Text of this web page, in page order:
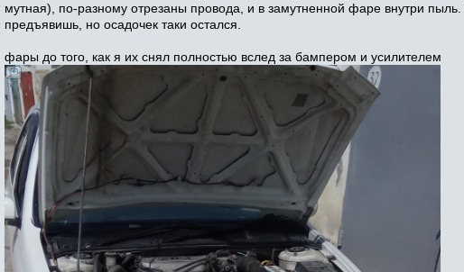
мутная), по-разному отрезаны провода, и в замутненной фаре внутри
предъявишь, но осадочек таки остался.
фары до того, как я их снял полностью вслед за бампером и усилителем